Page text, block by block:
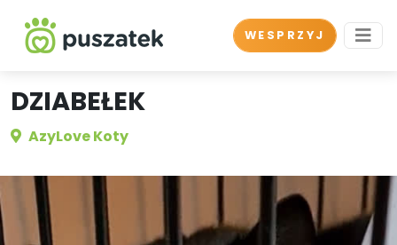
WESPRZYJ
DZIABEŁEK
AzyLove Koty